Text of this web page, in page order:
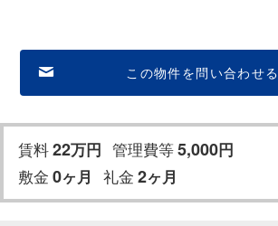
この物件を問い合わせる
賃料22万円 管理費等5,000円
敷金 0ヶ月 礼金 2ヶ月